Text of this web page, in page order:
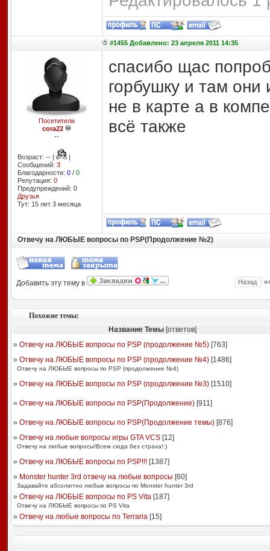
#1455 Добавлено: 23 апреля 2011 14:35
Посетители
cora22
--
Возраст: -- |
|
Сообщений: 3
Благодарности: 0/ 0
Репутация: 0
Предупреждений: 0
Друзья
Тут: 15 лет 3 месяцa
спасибо щас
горбушку и там
не в карте а в
всё также
Отвечу на ЛЮБЫЕ вопросы по PSP(Продолжение №2)
Добавить эту тему в Назад
Похожие темы:
Название Темы[ответов]
» Отвечу на ЛЮБЫЕ вопросы по PSP (продолжение №5)[763]
» Отвечу на ЛЮБЫЕ вопросы по PSP (продолжение №4)[1486]
Отвечу на ЛЮБЫЕ вопросы по PSP (продолжение №4)
» Отвечу на ЛЮБЫЕ вопросы по PSP (продолжение №3)[1510]
» Отвечу на ЛЮБЫЕ вопросы по PSP(Продолжение)[911]
» Отвечу на ЛЮБЫЕ вопросы по PSP(Продолжение темы)[876]
» Отвечу на любые вопросы игры GTA VCS[12]
Отвечу на любые вопросы!Всем сюда без страха!:)
» Отвечу на ЛЮБЫЕ вопросы по PSP!!![1387]
» Monster hunter 3rd отвечу на любые вопросы [60]
Задавайте абсолютно любые вопросы по Monster hunter 3rd
» Отвечу на ЛЮБЫЕ вопросы по PS Vita[187]
Отвечу на ЛЮБЫЕ вопросы по PS Vita
» Отвечу на любые вопросы по Terraria[15]